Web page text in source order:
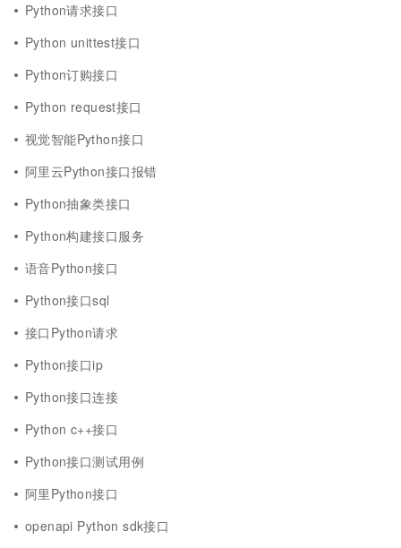
Python请求接口
Python unittest接口
Python订购接口
Python request接口
视觉智能Python接口
阿里云Python接口报错
Python抽象类接口
Python构建接口服务
语音Python接口
Python接口sql
接口Python请求
Python接口ip
Python接口连接
Python c++接口
Python接口测试用例
阿里Python接口
openapi Python sdk接口